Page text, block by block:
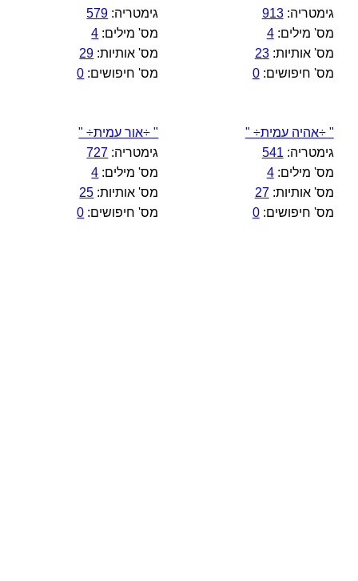
גימטריה:913
מס' מילים:4
מס' אותיות:23
מס' חיפושים:0
גימטריה: 579
מס' מילים: 4
מס' אותיות: 29
מס' חיפושים: 0
" ÷אהיה עמית÷ "
גימטריה: 541
מס' מילים:4
מס' אותיות:27
מס' חיפושים:0
" ÷אור עמית÷ "
גימטריה: 727
מס' מילים: 4
מס' אותיות: 25
מס' חיפושים: 0